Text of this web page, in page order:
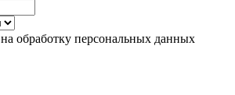
обработку персональных данных